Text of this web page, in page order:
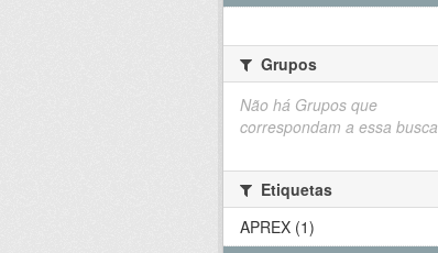
Grupos
Não há Grupos que
correspondam a essa busca
Etiquetas
APREX (1)